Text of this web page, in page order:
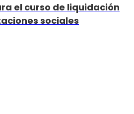
el curso de liquidación
sociales